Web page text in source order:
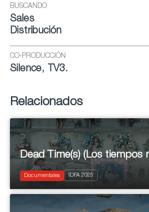
BUSCANDO
Sales
Distribución
CO-PRODUCCIÓN
Silence, TV3.
Relacionados
2025
Documentary
Dead Time(s) (Los tiempos
Documentales IDFA 2025